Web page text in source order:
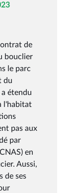
de
bouclier
le parc
du
étendu
l'habitat
pas aux
par
en
Aussi,
de ses